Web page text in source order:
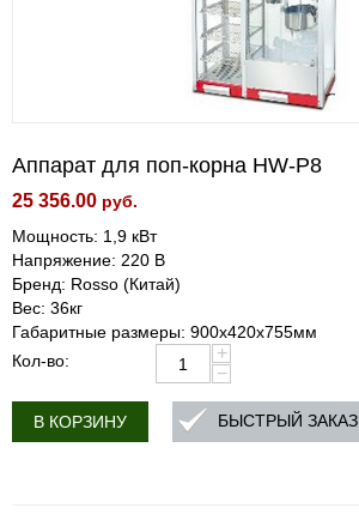
Аппарат для поп-корна HW-P8
25 356.00 руб.
Мощность: 1,9 кВт
Напряжение: 220 В
Бренд: Rosso (Китай)
Вес: 36кг
Габаритные размеры: 900х420х755мм
Кол-во:
+
−
В КОРЗИНУ БЫСТРЫЙ ЗАКАЗ